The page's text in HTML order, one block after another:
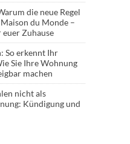
die neue Regel
Maison du Monde –
Zuhause
So erkennt Ihr
Sie Ihre Wohnung
machen
nicht als
Kündigung und